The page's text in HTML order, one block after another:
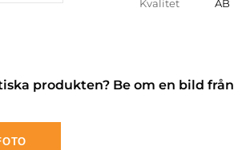
Kvalitet AB
produkten? Be om en bild från